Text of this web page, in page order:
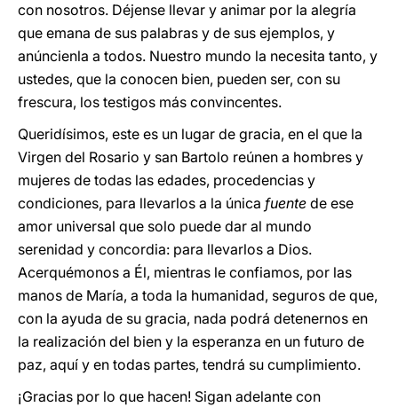
con nosotros. Déjense llevar y animar por la alegría
que emana de sus palabras y de sus ejemplos, y
anúncienla a todos. Nuestro mundo la necesita tanto, y
ustedes, que la conocen bien, pueden ser, con su
frescura, los testigos más convincentes.
Queridísimos, este es un lugar de gracia, en el que la
Virgen del Rosario y san Bartolo reúnen a hombres y
mujeres de todas las edades, procedencias y
condiciones, para llevarlos a la única fuente de ese
amor universal que solo puede dar al mundo
serenidad y concordia: para llevarlos a Dios.
Acerquémonos a Él, mientras le confiamos, por las
manos de María, a toda la humanidad, seguros de que,
con la ayuda de su gracia, nada podrá detenernos en
la realización del bien y la esperanza en un futuro de
paz, aquí y en todas partes, tendrá su cumplimiento.
¡Gracias por lo que hacen! Sigan adelante con